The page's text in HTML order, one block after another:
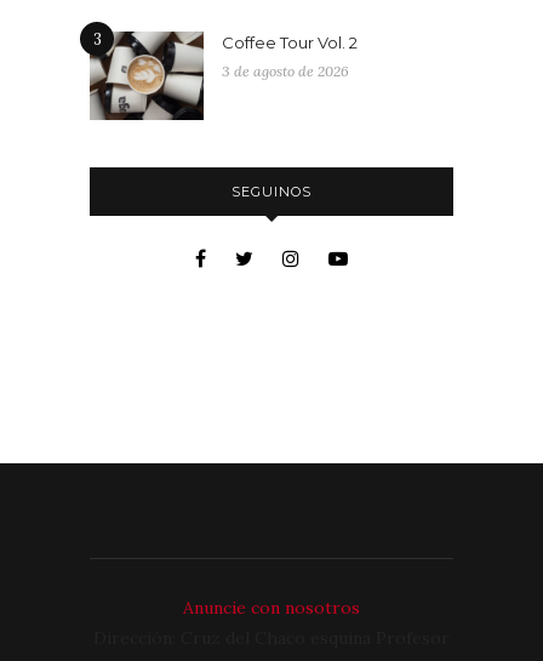
3 Coffee Tour Vol. 2
3 de agosto de 2026
SEGUINOS
Anuncie con nosotros